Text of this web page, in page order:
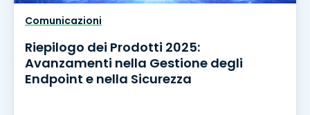
Comunicazioni
Riepilogo dei Prodotti 2025:
Avanzamenti nella Gestione degli
Endpoint e nella Sicurezza